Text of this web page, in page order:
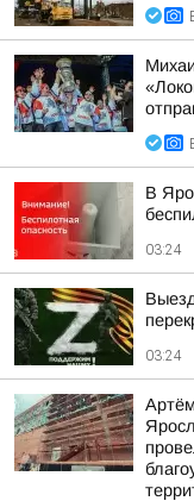
В
03:24
03:24